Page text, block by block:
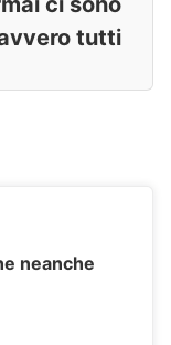
tutti
neanche